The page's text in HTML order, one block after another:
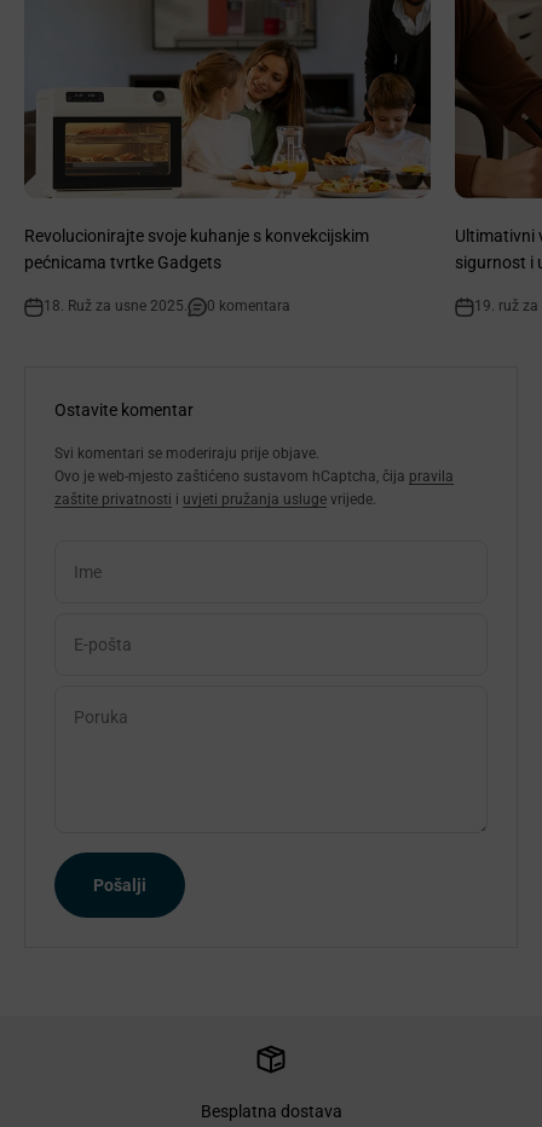
Revolucionirajte svoje kuhanje s konvekcijskim
pećnicama tvrtke Gadgets
18. Ruž za usne 2025. 0 komentara
Ultimativni
sigurnost i
19. ruž
Ostavite komentar
Svi komentari se moderiraju prije objave.
Ovo je web-mjesto zaštićeno sustavom hCaptcha, čija pravila
zaštite privatnosti i uvjeti pružanja usluge vrijede.
Ime
E-pošta
Poruka
Pošalji
Besplatna dostava